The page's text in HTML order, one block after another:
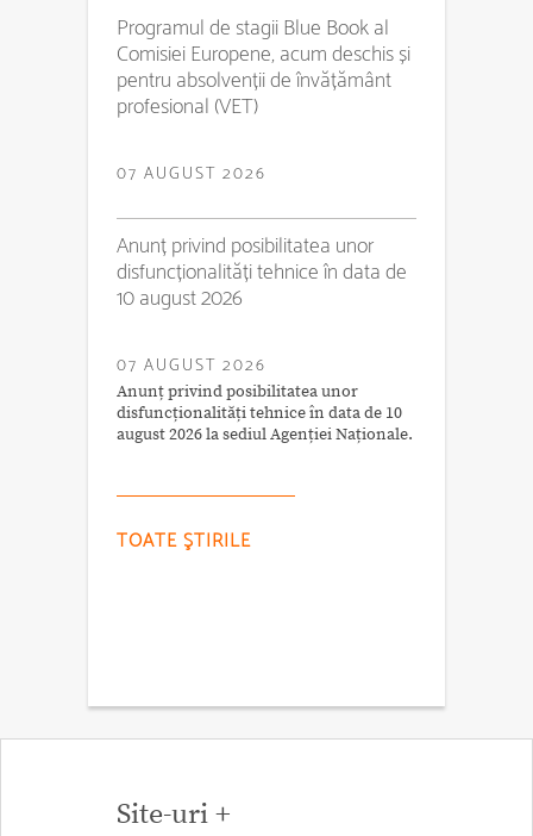
Programul de stagii Blue Book al
Comisiei Europene, acum deschis și
pentru absolvenții de învățământ
profesional (VET)
07 AUGUST 2026
Anunț privind posibilitatea unor
disfuncționalități tehnice în data de
10 august 2026
07 AUGUST 2026
Anunț privind posibilitatea unor
disfuncționalități tehnice în data de 10
august 2026 la sediul Agenției Naționale.
TOATE ŞTIRILE
Site-uri +